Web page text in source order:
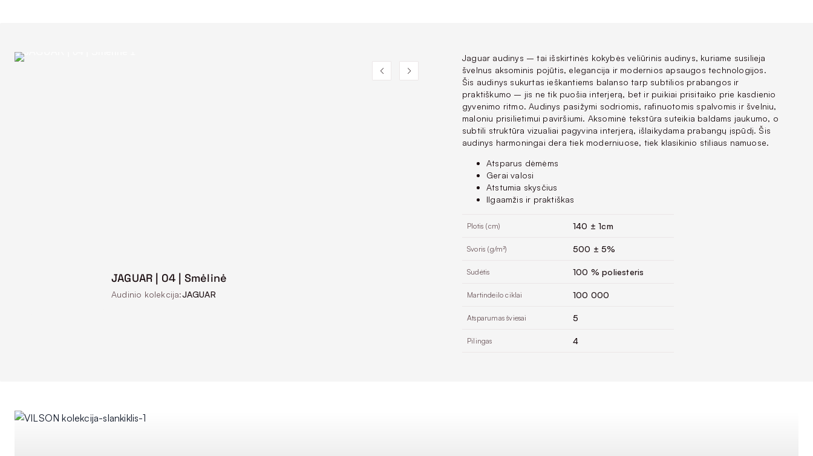
JAGUAR | 04 | Smėlinė
Audinio kolekcija:JAGUAR
Jaguar audinys – tai išskirtinės kokybės veliūrinis audinys, kuriame susilieja
švelnus aksominis pojūtis, elegancija ir modernios apsaugos technologijos.
Šis audinys sukurtas ieškantiems balanso tarp subtilios prabangos ir
praktiškumo – jis ne tik puošia interjerą, bet ir puikiai prisitaiko prie kasdienio
gyvenimo ritmo. Audinys pasižymi sodriomis, rafinuotomis spalvomis ir švelniu,
maloniu prisilietimui paviršiumi. Aksominė tekstūra suteikia baldams jaukumo, o
subtili struktūra vizualiai pagyvina interjerą, išlaikydama prabangų įspūdį. Šis
audinys harmoningai dera tiek moderniuose, tiek klasikinio stiliaus namuose.
Atsparus dėmėms
Gerai valosi
Atstumia skysčius
Ilgaamžis ir praktiškas
Plotis (cm) 140 ± 1cm
Svoris (g/m²) 500 ± 5%
Sudėtis 100 % poliesteris
Martindeilo ciklai 100 000
Atsparumas šviesai 5
Pilingas 4